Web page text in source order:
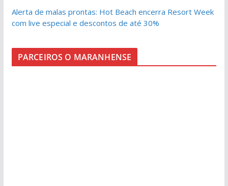
Alerta de malas prontas: Hot Beach encerra Resort Week
com live especial e descontos de até 30%
PARCEIROS O MARANHENSE